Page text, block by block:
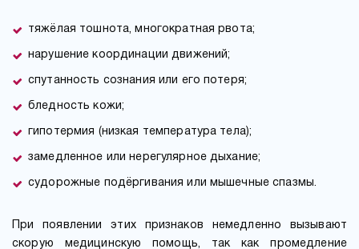
тяжёлая тошнота, многократная рвота;
нарушение координации движений;
спутанность сознания или его потеря;
бледность кожи;
гипотермия (низкая температура тела);
замедленное или нерегулярное дыхание;
судорожные подёргивания или мышечные спазмы.
При появлении этих признаков немедленно вызывают
скорую медицинскую помощь, так как промедление